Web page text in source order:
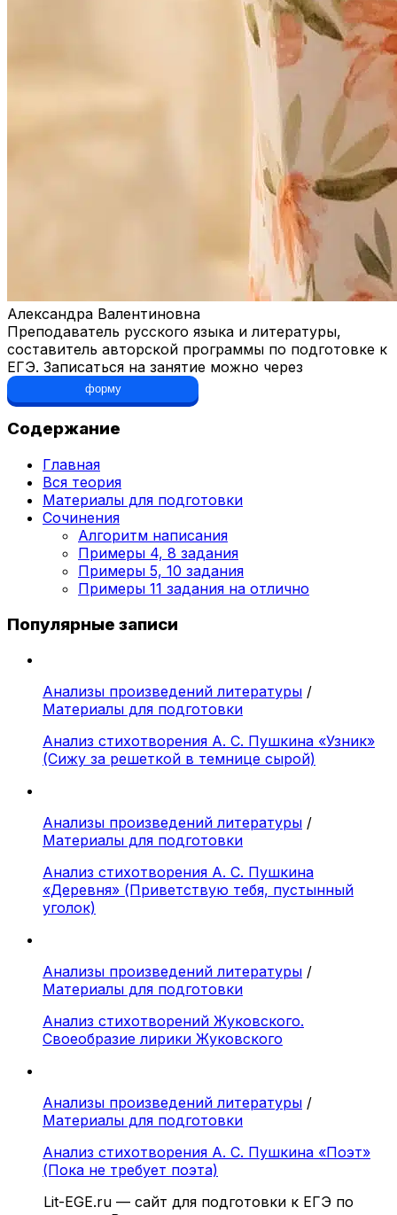
Александра Валентиновна
Преподаватель русского языка и литературы,
составитель авторской программы по подготовке к
ЕГЭ. Записаться на занятие можно через
форму
Содержание
Главная
Вся теория
Материалы для подготовки
Сочинения
Алгоритм написания
Примеры 4, 8 задания
Примеры 5, 10 задания
Примеры 11 задания на отлично
Популярные записи
Анализы произведений литературы /
Материалы для подготовки
Анализ стихотворения А. С. Пушкина «Узник»
(Сижу за решеткой в темнице сырой)
Анализы произведений литературы /
Материалы для подготовки
Анализ стихотворения А. С. Пушкина
«Деревня» (Приветствую тебя, пустынный
уголок)
Анализы произведений литературы /
Материалы для подготовки
Анализ стихотворений Жуковского.
Своеобразие лирики Жуковского
Анализы произведений литературы /
Материалы для подготовки
Анализ стихотворения А. С. Пушкина «Поэт»
(Пока не требует поэта)
Lit-EGE.ru — сайт для подготовки к ЕГЭ по